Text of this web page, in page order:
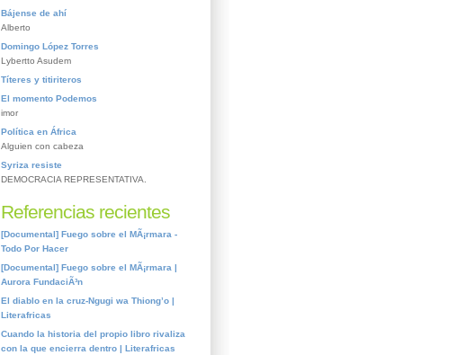
Bájense de ahí
Alberto
Domingo López Torres
Lybertto Asudem
Títeres y titiriteros
El momento Podemos
imor
Política en África
Alguien con cabeza
Syriza resiste
DEMOCRACIA REPRESENTATIVA.
Referencias recientes
[Documental] Fuego sobre el MÃ¡rmara -
Todo Por Hacer
[Documental] Fuego sobre el MÃ¡rmara |
Aurora FundaciÃ³n
El diablo en la cruz-Ngugi wa Thiong’o |
Literafricas
Cuando la historia del propio libro rivaliza
con la que encierra dentro | Literafricas